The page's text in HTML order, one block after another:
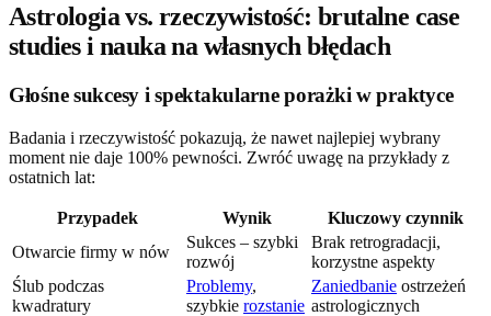
Astrologia vs. rzeczywistość: brutalne case
studies i nauka na własnych błędach
Głośne sukcesy i spektakularne porażki w praktyce
Badania i rzeczywistość pokazują, że nawet najlepiej wybrany
moment nie daje 100% pewności. Zwróć uwagę na przykłady z
ostatnich lat:
Przypadek Wynik
Kluczowy czynnik
Otwarcie firmy w nów
Sukces – szybki
rozwój
Brak retrogradacji,
korzystne aspekty
Ślub podczas
kwadratury
Problemy,
szybkie rozstanie
Zaniedbanie ostrzeżeń
astrologicznych